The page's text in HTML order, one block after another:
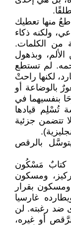
منها تعطيك
ولكنه ذكاء
من الكلمات.
وبذهول
لم تستطع
لكنها راحتْ
بالوضاعة أو
بنفسيهما في
تُسْلِم قيادها
لا تتضمن جزئية
بالرقص
مَسْكُون
ومسكون
ومسكون بقرار
غارسيا
ضد رغبته. لن
أو غيره،